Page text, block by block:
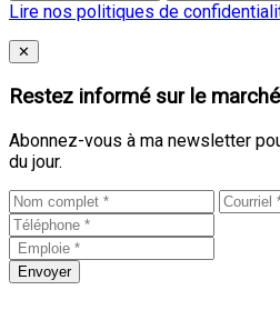
Lire nos politiques de
Close
✕
Restez informé sur le
Abonnez-vous à ma newsletter
du jour.
Envoyer